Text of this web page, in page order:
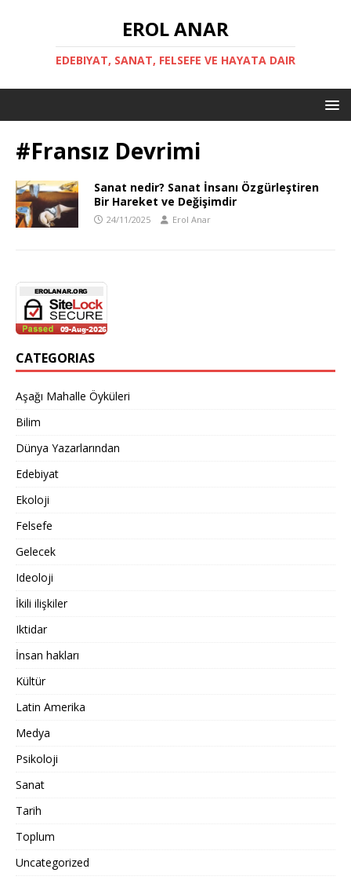
EROL ANAR
EDEBIYAT, SANAT, FELSEFE VE HAYATA DAIR
#Fransız Devrimi
Sanat nedir? Sanat İnsanı Özgürleştiren
Bir Hareket ve Değişimdir
24/11/2025 Erol Anar
CATEGORIAS
Aşağı Mahalle Öyküleri
Bilim
Dünya Yazarlarından
Edebiyat
Ekoloji
Felsefe
Gelecek
Ideoloji
İkili ilişkiler
Iktidar
İnsan hakları
Kültür
Latin Amerika
Medya
Psikoloji
Sanat
Tarih
Toplum
Uncategorized